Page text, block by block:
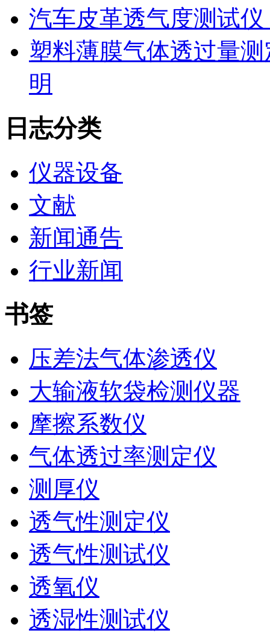
汽车皮革透气度测试
塑料薄膜气体透过量
明
日志分类
仪器设备
文献
新闻通告
行业新闻
书签
压差法气体渗透仪
大输液软袋检测仪器
摩擦系数仪
气体透过率测定仪
测厚仪
透气性测定仪
透气性测试仪
透氧仪
透湿性测试仪